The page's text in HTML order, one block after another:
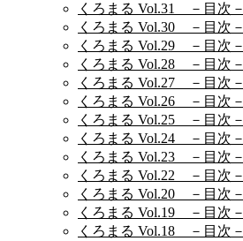
くろまる Vol.31 －目次－
くろまる Vol.30 －目次－
くろまる Vol.29 －目次－
くろまる Vol.28 －目次－
くろまる Vol.27 －目次－
くろまる Vol.26 －目次－
くろまる Vol.25 －目次－
くろまる Vol.24 －目次－
くろまる Vol.23 －目次－
くろまる Vol.22 －目次－
くろまる Vol.20 －目次－
くろまる Vol.19 －目次－
くろまる Vol.18 －目次－